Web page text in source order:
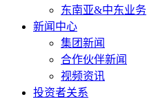
东南亚&中东业务
新闻中心
集团新闻
合作伙伴新闻
视频资讯
投资者关系